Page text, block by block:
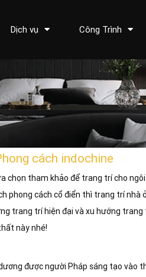
Dịch vụ Công Trình
cách indochine
chọn tham khảo để trang trí cho
cách cổ điển thì trang trí nhà
trang trí hiện đại và xu hướng
này nhé!
được người Pháp sáng tạo vào